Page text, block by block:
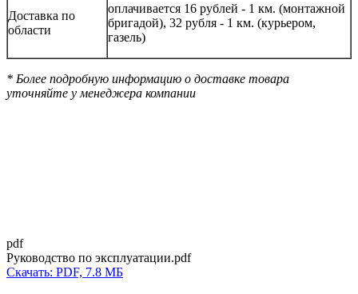
Доставка по
области
оплачивается 16 рублей - 1 км. (монтажной
бригадой), 32 рубля - 1 км. (курьером,
газель)
* Более подробную информацию о доставке товара
уточняйте у менеджера компании
pdf
Руководство по эксплуатации.pdf
Скачать: PDF, 7.8 МБ